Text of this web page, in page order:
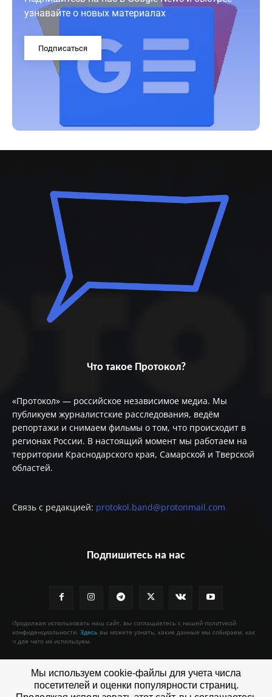
узнавайте о новых материалах
Подписаться
Что такое Протокол?
«Протокол» — российское независимое медиа. Мы
публикуем журналистские расследования, ведём
репортажи и снимаем фильмы о том, что происходит в
регионах России. В настоящий момент мы работаем на
территории Краснодарского края, Самарской и Тверской
областей.
Связь с редакцией: protokol.band@protonmail.com
Подпишитесь на нас
Продолжая использовать наш сайт, вы соглашаетесь с нашей политикой
конфиденциальности. Здесь вы можете узнать, какие данные мы собираем, как
и для чего их используем.
© Протокол
Мы используем cookie-файлы для учета числа
посетителей и оценки популярности страниц.